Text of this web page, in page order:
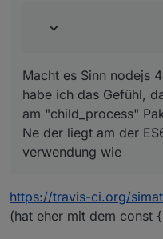
Macht es Sinn nodejs
habe ich das Gefühl,
am "child_process"
Ne der liegt am der
verwendung wie
https://travis-ci.org/
(hat eher mit dem const